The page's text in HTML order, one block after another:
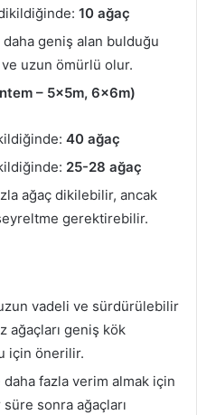
10 ağaç
geniş alan bulduğu
uzun ömürlü olur.
– 5x5m, 6x6m)
40 ağaç
25-28 ağaç
ağaç dikilebilir, ancak
gerektirebilir.
vadeli ve sürdürülebilir
ağaçları geniş kök
için önerilir.
daha fazla verim almak için
sonra ağaçları